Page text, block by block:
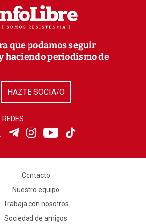
que podamos seguir
haciendo periodismo de
HAZTE SOCIA/O
Contacto
Nuestro equipo
Trabaja con nosotros
Sociedad de amigos